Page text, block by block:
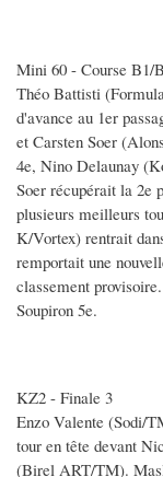
Mini 60 - Course B1/
Théo Battisti
d'avance au 1er
et Carsten Soer
4e, Nino Delaunay
Soer récupérait la 2e
plusieurs meilleurs
K/Vortex) rentrait
remportait une
classement
Soupiron 5e.
KZ2 - Finale 3
Enzo Valente (Sodi/
tour en tête devant
(Birel ART/TM).